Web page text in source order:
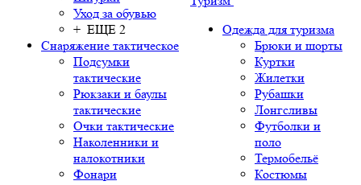
Уход за обувью
+ ЕЩЕ 2
Снаряжение тактическое
Подсумки
тактические
Рюкзаки и баулы
тактические
Очки тактические
Наколенники и
налокотники
Фонари
Одежда для туризма
Брюки и шорты
Куртки
Жилетки
Рубашки
Лонгсливы
Футболки и
поло
Термобельё
Костюмы